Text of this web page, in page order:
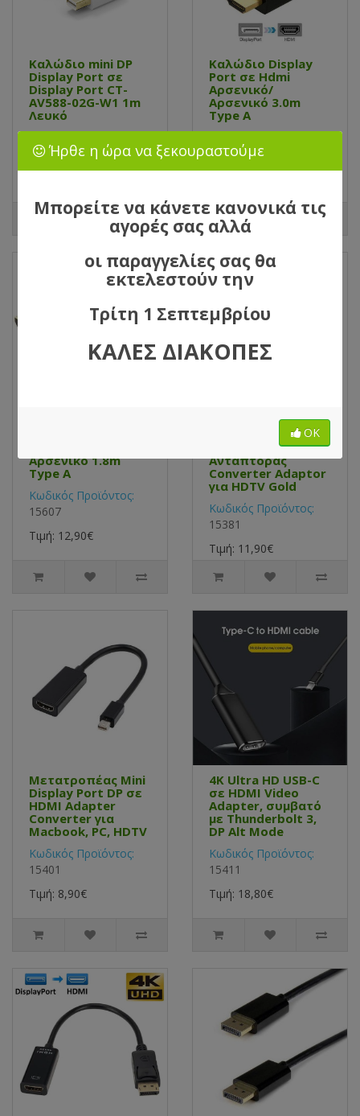
Καλώδιο mini DP
Display Port σε
Display Port CT-
AV588-02G-W1 1m
Λευκό
15022
Καλώδιο Display
Port σε Hdmi
Αρσενικό/
Αρσενικό 3.0m
Type A
15053
Αρσενικό 1.8m
Type A
Κωδικός Προϊόντος:
15607
Τιμή: 12,90€
4k Display Port DP
Αρσενικό σε HDMI
Αντάπτορας
Converter Adaptor
για HDTV Gold
Κωδικός Προϊόντος:
15381
Τιμή: 11,90€
Μετατροπέας Mini
Display Port DP σε
HDMI Adapter
Converter για
Macbook, PC, HDTV
Κωδικός Προϊόντος:
15401
Τιμή: 8,90€
4K Ultra HD USB-C
σε HDMI Video
Adapter, συμβατό
με Thunderbolt 3,
DP Alt Mode
Κωδικός Προϊόντος:
15411
Τιμή: 18,80€
Ήρθε η ώρα να ξεκουραστούμε
Μπορείτε να κάνετε κανονικά τις
αγορές σας αλλά
οι παραγγελίες σας θα
εκτελεστούν την
Τρίτη 1 Σεπτεμβρίου
ΚΑΛΕΣ ΔΙΑΚΟΠΕΣ
ΟΚ